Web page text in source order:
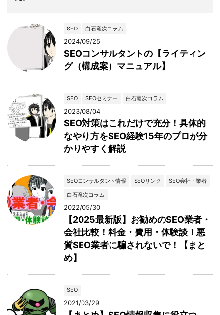
SEO 白石竜次コラム
2024/09/25
SEOコンサルタントの【ライティン
グ（構成案）マニュアル】
SEO SEOセミナー 白石竜次コラム
2023/08/04
SEO対策はこれだけで充分！具体的
なやり方をSEO経験15年のプロが分
かりやすく解説
SEOコンサルタント情報 SEOリンク
SEO会社・業者
白石竜次コラム
2022/05/30
【2025最新版】お勧めのSEO業者・
会社比較！料金・費用・体験談！悪
質SEO業者に騙されないで！【まと
め】
SEO
2021/03/29